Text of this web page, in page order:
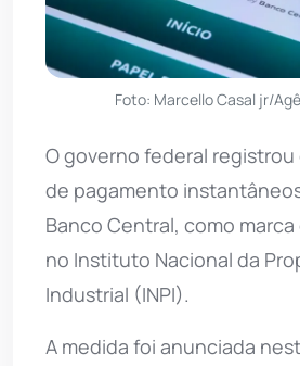
Foto: Marcello Casal jr/
O governo federal registrou
de pagamento
Banco Central, como
no Instituto Nacional da
Industrial (INPI).
A medida foi anunciada